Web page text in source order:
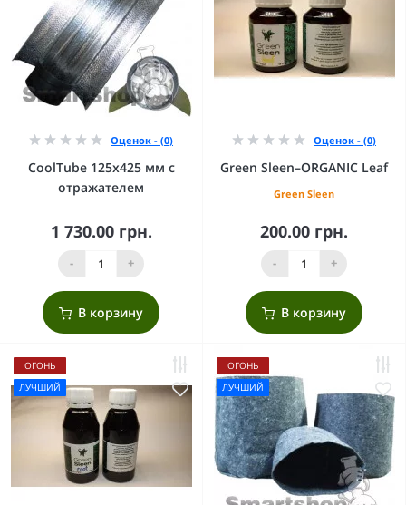
Оценок - (0)
CoolTube 125х425 мм с
отражателем
1 730.00 грн.
- +
В корзину
Оценок - (0)
Green Sleen–ORGANIC Leaf
Green Sleen
200.00 грн.
- +
В корзину
ОГОНЬ
ЛУЧШИЙ
ОГОНЬ
ЛУЧШИЙ